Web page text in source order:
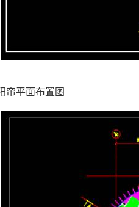
帘平面布置图